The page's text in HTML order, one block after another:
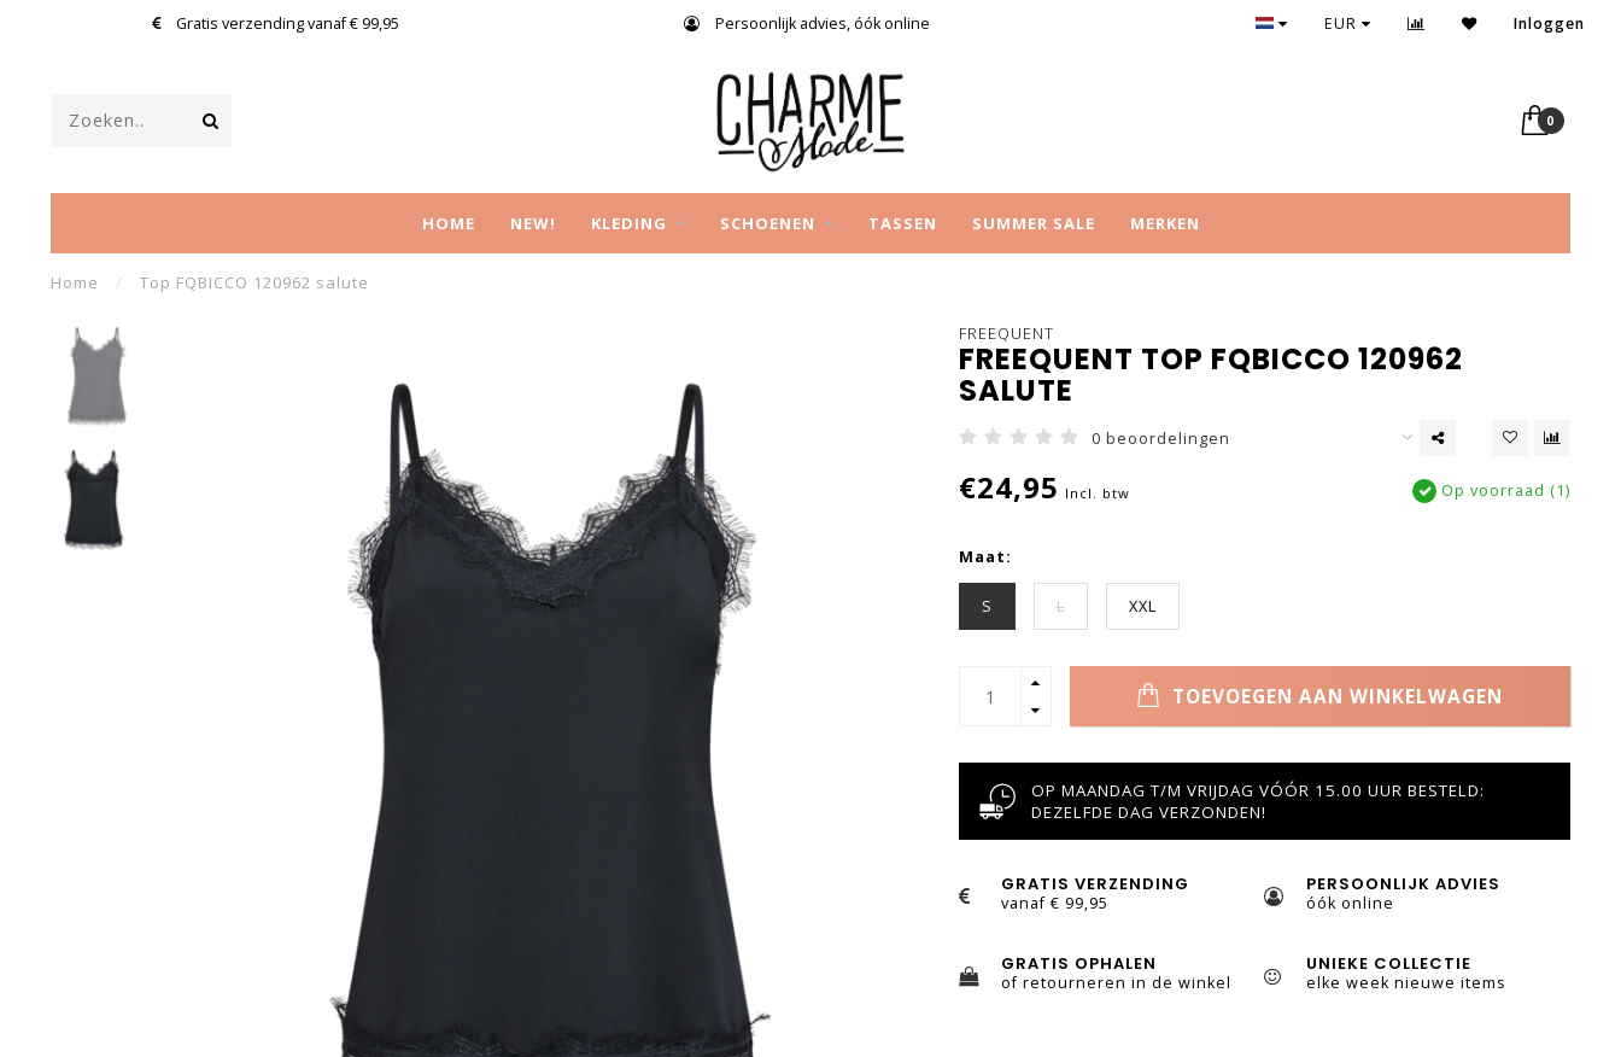
Gratis verzending vanaf € 99,95 Persoonlijk advies, óók online EUR Inloggen
0
HOME NEW! KLEDING SCHOENEN TASSEN SUMMER SALE MERKEN
Home / Top FQBICCO 120962 salute
FREEQUENT
FREEQUENT TOP FQBICCO 120962
SALUTE
0 beoordelingen
€24,95 Incl. btw Op voorraad (1)
Maat:
S L XXL
TOEVOEGEN AAN WINKELWAGEN
OP MAANDAG T/M VRIJDAG VÓÓR 15.00 UUR BESTELD:
DEZELFDE DAG VERZONDEN!
GRATIS VERZENDING
vanaf € 99,95
PERSOONLIJK ADVIES
óók online
GRATIS OPHALEN
of retourneren in de winkel
UNIEKE COLLECTIE
elke week nieuwe items